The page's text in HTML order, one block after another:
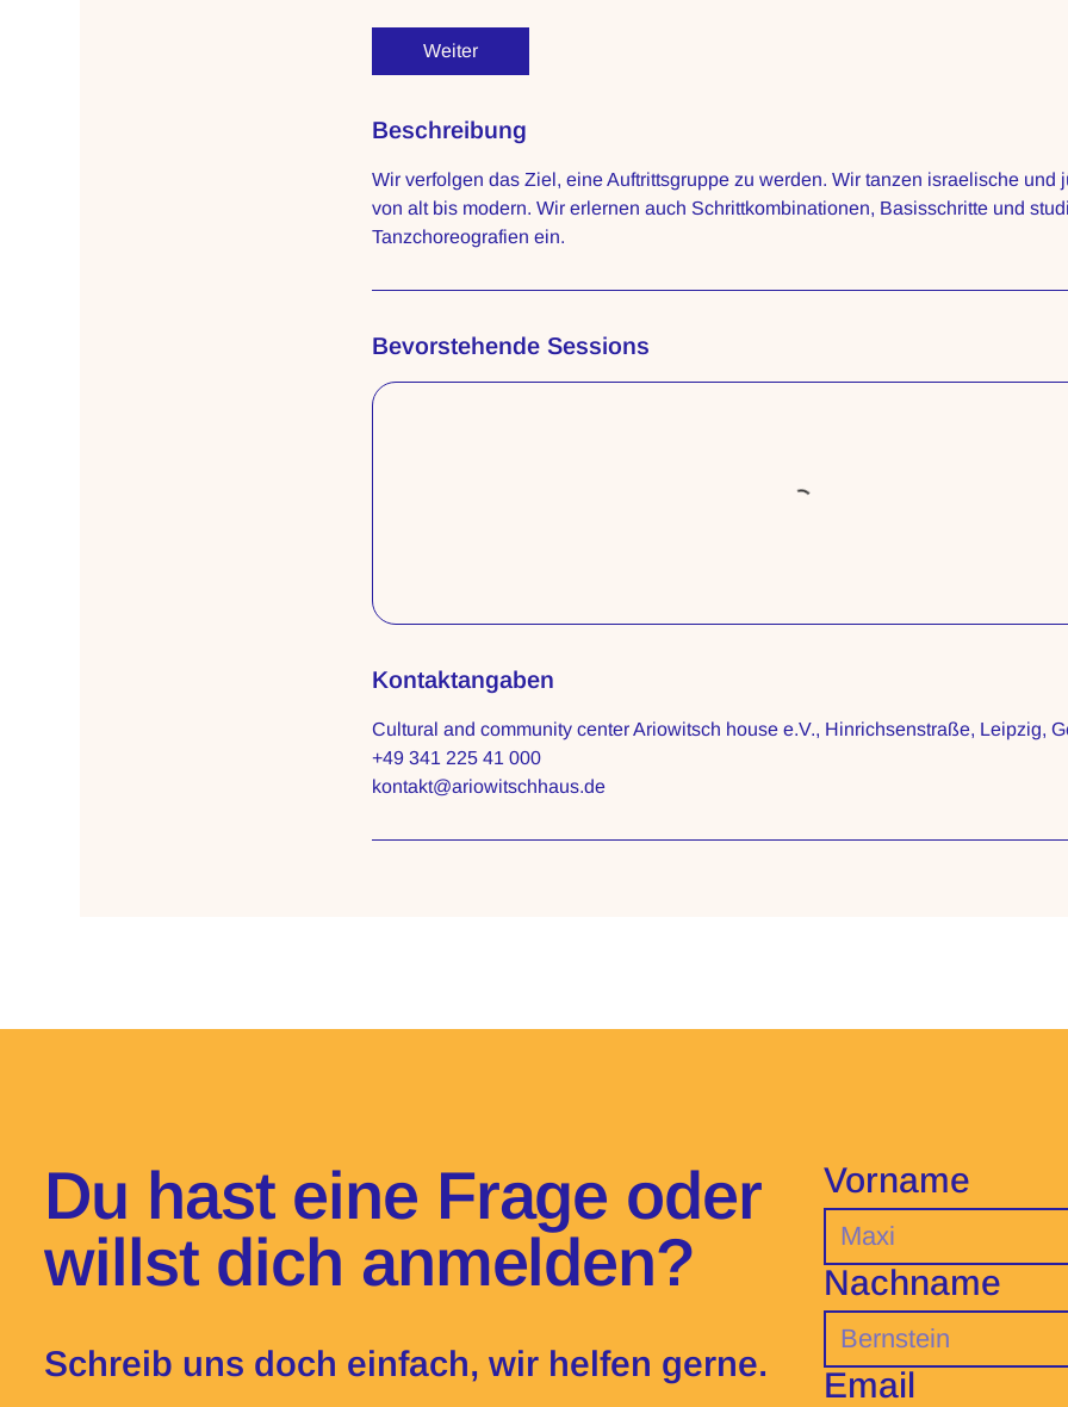
Weiter
Beschreibung
Wir verfolgen das Ziel, eine Auftrittsgruppe zu werden. Wir tanzen israelische und
von alt bis modern. Wir erlernen auch Schrittkombinationen, Basisschritte und
Tanzchoreografien ein.
Bevorstehende Sessions
Kontaktangaben
Cultural and community center Ariowitsch house e.V., Hinrichsenstraße, Leipzig,
+49 341 225 41 000
kontakt@ariowitschhaus.de
Du hast eine Frage oder
willst dich anmelden?
Schreib uns doch einfach, wir helfen gerne.
Vorname
Nachname
Email